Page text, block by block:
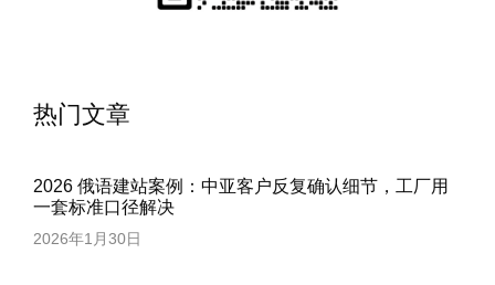
热门文章
2026 俄语建站案例：中亚客户反复确认细节，工厂用
一套标准口径解决
2026年1月30日